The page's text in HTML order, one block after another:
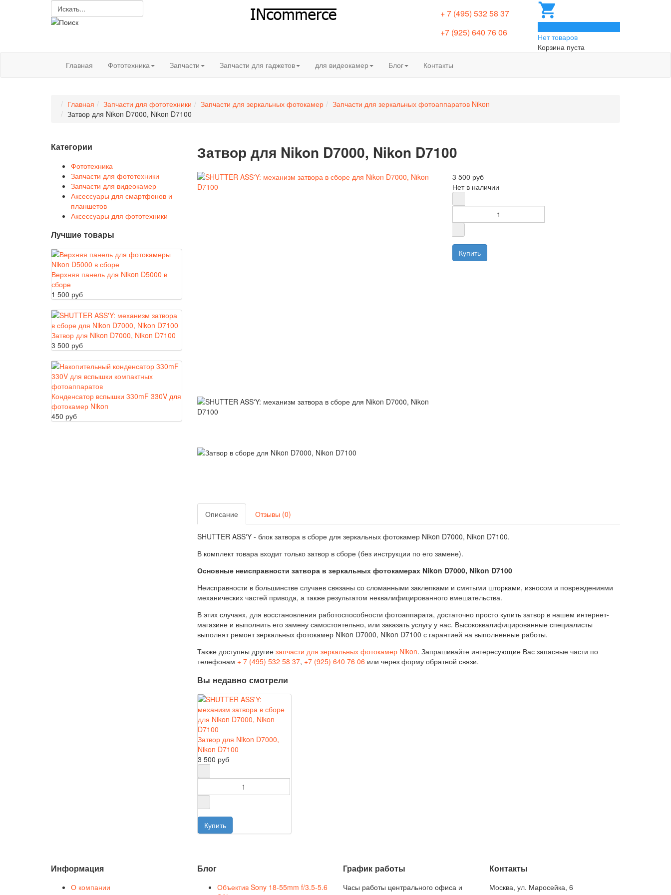
+ 7 (495) 532 58 37
+7 (925) 640 76 06
Нет товаров
Корзина пуста
Главная
Фототехника Запчасти Запчасти для гаджетов для видеокамер Блог Контакты
Главная Запчасти для фототехники Запчасти для зеркальных фотокамер
Запчасти для зеркальных фотоаппаратов Nikon
Затвор для Nikon D7000, Nikon D7100
Затвор для Nikon D7000, Nikon D7100
3 500 руб
Нет в наличии
Описание Отзывы (0)
SHUTTER ASS'Y - блок затвора в сборе для зеркальных фотокамер Nikon D7000, Nikon D7100.
В комплект товара входит только затвор в сборе (без инструкции по его замене).
Основные неисправности затвора в зеркальных фотокамерах Nikon D7000, Nikon D7100
Неисправности в большинстве случаев связаны со сломанными заклепками и смятыми шторками, износом и повреждениями
механических частей привода, а также результатом неквалифицированного вмешательства.
В этих случаях, для восстановления работоспособности фотоаппарата, достаточно просто купить затвор в нашем интернет-
магазине и выполнить его замену самостоятельно, или заказать услугу у нас. Высококвалифицированные специалисты
выполнят ремонт зеркальных фотокамер Nikon D7000, Nikon D7100 с гарантией на выполненные работы.
Также доступны другие запчасти для зеркальных фотокамер Nikon. Запрашивайте интересующие Вас запасные части по
телефонам + 7 (495) 532 58 37, +7 (925) 640 76 06 или через форму обратной связи.
Вы недавно смотрели
Затвор для Nikon D7000,
Nikon D7100
3 500 руб
Категории
Фототехника
Запчасти для фототехники
Запчасти для видеокамер
Аксессуары для смартфонов и
планшетов
Аксессуары для фототехники
Лучшие товары
Верхняя панель для Nikon D5000 в
сборе
1 500 руб
Затвор для Nikon D7000, Nikon D7100
3 500 руб
Конденсатор вспышки 330mF 330V для
фотокамер Nikon
450 руб
Информация
О компании
Блог
Объектив Sony 18-55mm f/3.5-5.6
График работы
Часы работы центрального офиса и
Контакты
Москва, ул. Маросейка, 6